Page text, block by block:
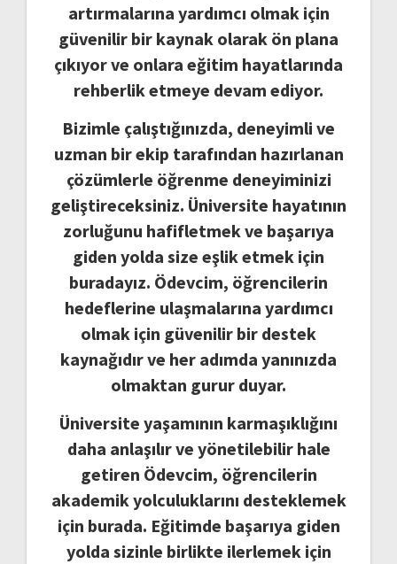
artırmalarına yardımcı olmak için
güvenilir bir kaynak olarak ön plana
çıkıyor ve onlara eğitim hayatlarında
rehberlik etmeye devam ediyor.
Bizimle çalıştığınızda, deneyimli ve
uzman bir ekip tarafından hazırlanan
çözümlerle öğrenme deneyiminizi
geliştireceksiniz. Üniversite hayatının
zorluğunu hafifletmek ve başarıya
giden yolda size eşlik etmek için
buradayız. Ödevcim, öğrencilerin
hedeflerine ulaşmalarına yardımcı
olmak için güvenilir bir destek
kaynağıdır ve her adımda yanınızda
olmaktan gurur duyar.
Üniversite yaşamının karmaşıklığını
daha anlaşılır ve yönetilebilir hale
getiren Ödevcim, öğrencilerin
akademik yolculuklarını desteklemek
için burada. Eğitimde başarıya giden
yolda sizinle birlikte ilerlemek için